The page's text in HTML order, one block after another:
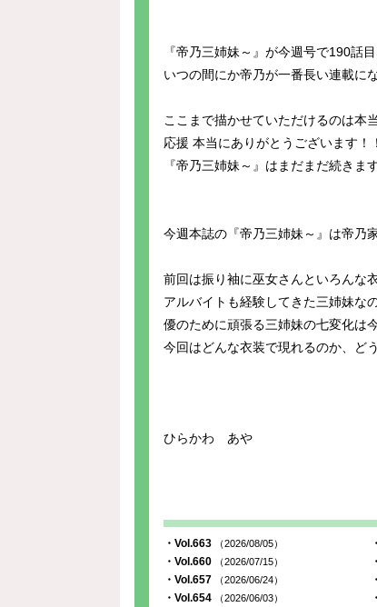
『帝乃三姉妹～』が今週号で190話
いつの間にか帝乃が一番長い連載に
ここまで描かせていただけるのは本
応援 本当にありがとうございます！
『帝乃三姉妹～』はまだまだ続きま
今週本誌の『帝乃三姉妹～』は帝乃
前回は振り袖に巫女さんといろんな
アルバイトも経験してきた三姉妹な
優のために頑張る三姉妹の七変化は
今回はどんな衣装で現れるのか、ど
ひらかわ あや
・Vol.663 （2026/08/05）
・Vol.660 （2026/07/15）
・Vol.657 （2026/06/24）
・Vol.654 （2026/06/03）